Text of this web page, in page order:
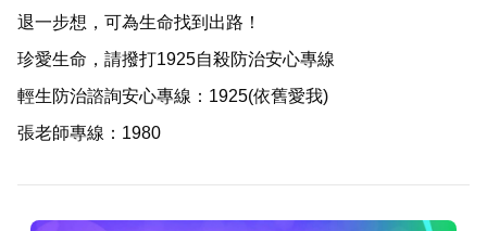
退一步想，可為生命找到出路！
珍愛生命，請撥打1925自殺防治安心專線
輕生防治諮詢安心專線：1925(依舊愛我)
張老師專線：1980